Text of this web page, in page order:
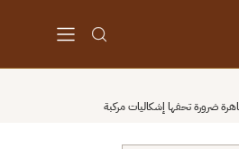
ضرورة تحفها إشكاليات مركبة